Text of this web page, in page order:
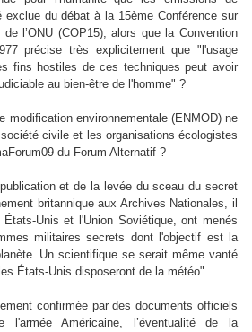
exclue du débat à la 15ème Conférence sur
l’ONU (COP15), alors que la Convention
précise très explicitement que "l'usage
fins hostiles de ces techniques peut avoir
au bien-être de l'homme" ?
modification environnementale (ENMOD) ne
civile et les organisations écologistes
du Forum Alternatif ?
et de la levée du sceau du secret
britannique aux Archives Nationales, il
Unis et l'Union Soviétique, ont menés
militaires secrets dont l'objectif est la
Un scientifique se serait même vanté
États-Unis disposeront de la météo".
confirmée par des documents officiels
l'armée Américaine, l’éventualité de la